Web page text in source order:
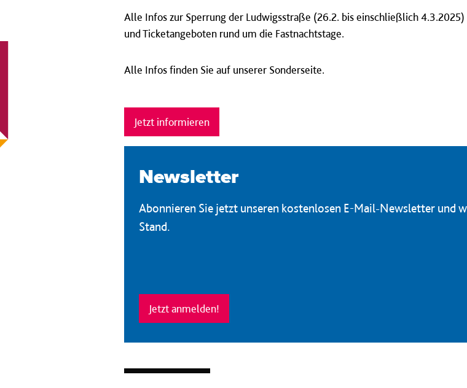
Alle Infos zur Sperrung der Ludwigsstraße (26.2. bis einschließlich
und Ticketangeboten rund um die Fastnachtstage.
Alle Infos finden Sie auf unserer Sonderseite.
Jetzt informieren
Newsletter
Abonnieren Sie jetzt unseren kostenlosen E-Mail-Newsletter und
Stand.
Jetzt anmelden!